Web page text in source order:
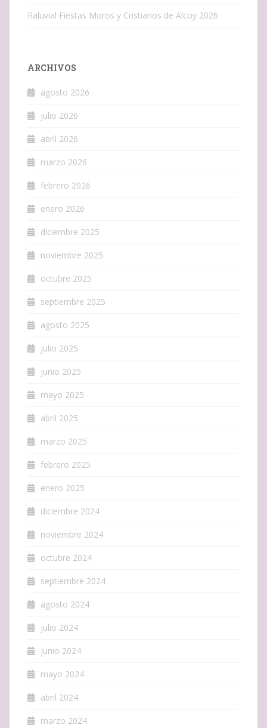
Raluvial Fiestas Moros y Cristianos de Alcoy 2026
ARCHIVOS
agosto 2026
julio 2026
abril 2026
marzo 2026
febrero 2026
enero 2026
diciembre 2025
noviembre 2025
octubre 2025
septiembre 2025
agosto 2025
julio 2025
junio 2025
mayo 2025
abril 2025
marzo 2025
febrero 2025
enero 2025
diciembre 2024
noviembre 2024
octubre 2024
septiembre 2024
agosto 2024
julio 2024
junio 2024
mayo 2024
abril 2024
marzo 2024